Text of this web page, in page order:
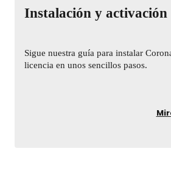
Instalación y activación
Sigue nuestra guía para instalar
licencia en unos sencillos pasos.